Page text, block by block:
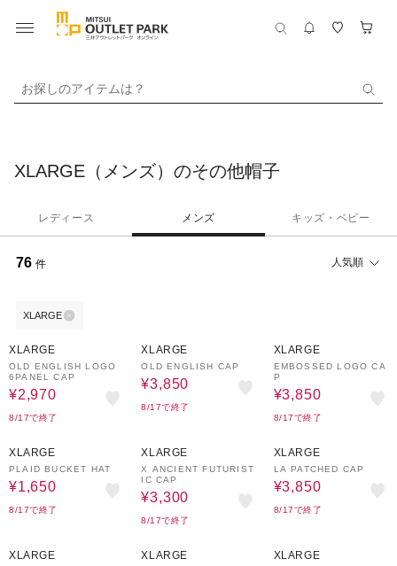
お探しのアイテムは？
XLARGE（メンズ）のその他帽子
レディース メンズ キッズ・ベビー
76 件 人気順
XLARGE
XLARGE
OLD ENGLISH LOGO
6PANEL CAP
¥2,970
8/17で終了
XLARGE
OLD ENGLISH CAP
¥3,850
8/17で終了
XLARGE
EMBOSSED LOGO CA
P
¥3,850
8/17で終了
XLARGE
PLAID BUCKET HAT
¥1,650
8/17で終了
XLARGE
X ANCIENT FUTURIST
IC CAP
¥3,300
8/17で終了
XLARGE
LA PATCHED CAP
¥3,850
8/17で終了
XLARGE XLARGE XLARGE